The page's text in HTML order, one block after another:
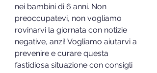
nei bambini di 6 anni. Non
preoccupatevi, non vogliamo
rovinarvi la giornata con notizie
negative, anzi! Vogliamo aiutarvi a
prevenire e curare questa
fastidiosa situazione con consigli